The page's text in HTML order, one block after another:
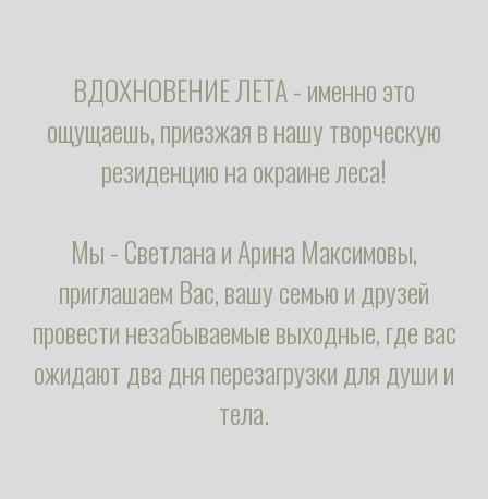
ВДОХНОВЕНИЕ ЛЕТА - именно это
ощущаешь, приезжая в нашу творческую
резиденцию на окраине леса!
Мы - Светлана и Арина Максимовы,
приглашаем Вас, вашу семью и друзей
провести незабываемые выходные, где вас
ожидают два дня перезагрузки для души и
тела.